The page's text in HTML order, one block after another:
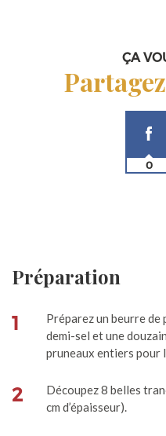
ÇA
0
Préparation
1
Préparez un beurre de
demi-sel et une
pruneaux entiers pour
2
Découpez 8 belles
cm d’épaisseur).